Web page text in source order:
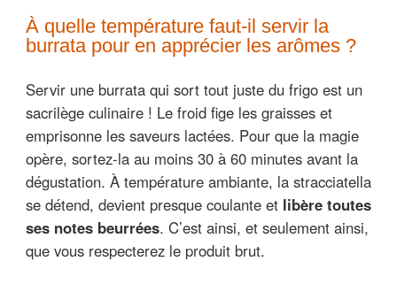
À quelle température faut-il servir la
burrata pour en apprécier les arômes ?
Servir une burrata qui sort tout juste du frigo est un
sacrilège culinaire ! Le froid fige les graisses et
emprisonne les saveurs lactées. Pour que la magie
opère, sortez-la au moins 30 à 60 minutes avant la
dégustation. À température ambiante, la stracciatella
se détend, devient presque coulante et libère toutes
ses notes beurrées. C’est ainsi, et seulement ainsi,
que vous respecterez le produit brut.